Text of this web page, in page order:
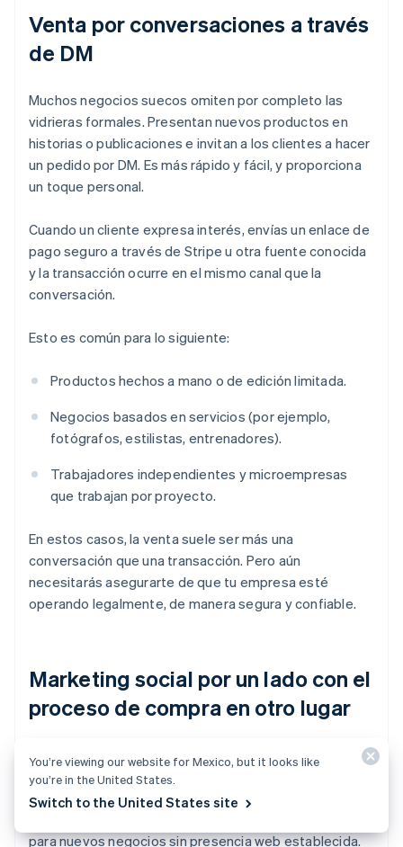
Venta por conversaciones a través
de DM
Muchos negocios suecos omiten por completo las
vidrieras formales. Presentan nuevos productos en
historias o publicaciones e invitan a los clientes a hacer
un pedido por DM. Es más rápido y fácil, y proporciona
un toque personal.
Cuando un cliente expresa interés, envías un enlace de
pago seguro a través de Stripe u otra fuente conocida
y la transacción ocurre en el mismo canal que la
conversación.
Esto es común para lo siguiente:
Productos hechos a mano o de edición limitada.
Negocios basados en servicios (por ejemplo,
fotógrafos, estilistas, entrenadores).
Trabajadores independientes y microempresas
que trabajan por proyecto.
En estos casos, la venta suele ser más una
conversación que una transacción. Pero aún
necesitarás asegurarte de que tu empresa esté
operando legalmente, de manera segura y confiable.
Marketing social por un lado con el
proceso de compra en otro lugar
Incluso si no vendes directamente en plataformas, las
redes sociales es el lugar donde ocurre gran parte del
descubrimiento. Eso las convierte en una parte
para nuevos negocios sin presencia web establecida.
You’re viewing our website for Mexico, but it looks like
you’re in the United States.
Switch to the United States site